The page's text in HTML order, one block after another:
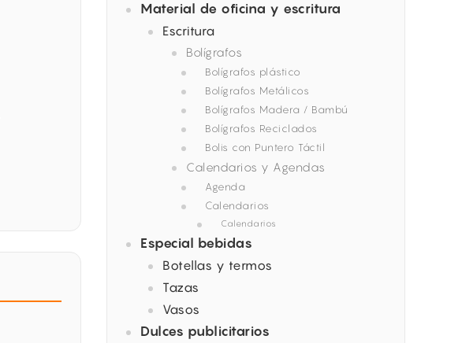
Material de oficina y escritura
Escritura
Bolígrafos
Bolígrafos plástico
Bolígrafos Metálicos
Bolígrafos Madera / Bambú
Bolígrafos Reciclados
Bolis con Puntero Táctil
Calendarios y Agendas
Agenda
Calendarios
Calendarios
Especial bebidas
Botellas y termos
Tazas
Vasos
Dulces publicitarios